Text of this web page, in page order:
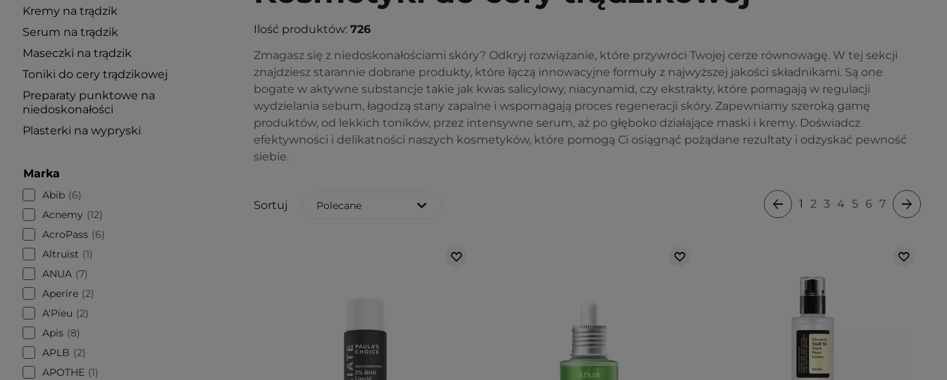
Kremy na trądzik
Serum na trądzik
Maseczki na trądzik
Toniki do cery trądzikowej
Preparaty punktowe na
niedoskonałości
Plasterki na wypryski
Marka
Abib
6
Acnemy
12
AcroPass
6
Altruist
1
ANUA 7
Aperire 2
A'Pieu
2
Apis 8
APLB
2
APOTHE 1
Ilość produktów: 726
Zmagasz się z niedoskonałościami skóry? Odkryj rozwiązanie, które przywróci Twojej cerze równowagę. W tej sekcji
znajdziesz starannie dobrane produkty, które łączą innowacyjne formuły z najwyższej jakości składnikami. Są one
bogate w aktywne substancje takie jak kwas salicylowy, niacynamid, czy ekstrakty, które pomagają w regulacji
wydzielania sebum, łagodzą stany zapalne i wspomagają proces regeneracji skóry. Zapewniamy szeroką gamę
produktów, od lekkich toników, przez intensywne serum, aż po głęboko działające maski i kremy. Doświadcz
efektywności i delikatności naszych kosmetyków, które pomogą Ci osiągnąć pożądane rezultaty i odzyskać pewność
siebie.
Sortuj Polecane 1 2 3 4 5 6 7